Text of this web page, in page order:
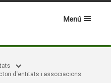
Menú
d'entitats i associacions